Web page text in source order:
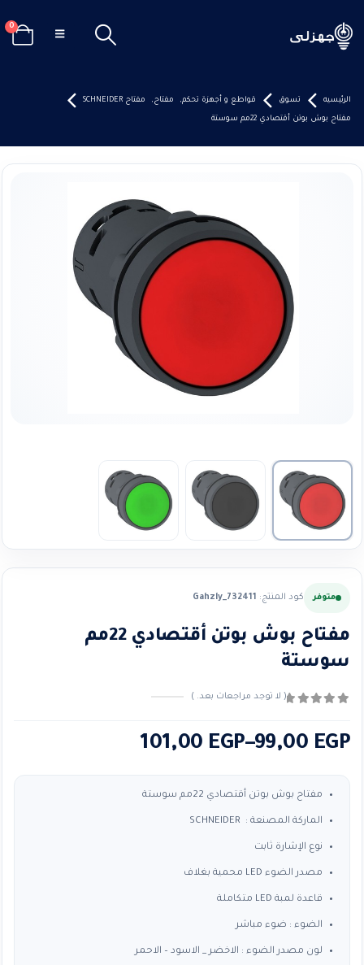
0
الرئيسيه تسوق قواطع و أجهزة تحكم, مفتاح, مفتاح SCHNEIDER
مفتاح بوش بوتن أقتصادي 22مم سوستة
متوفر كود المنتج: Gahzly_732411
مفتاح بوش بوتن أقتصادي 22مم
سوستة
( لا توجد مراجعات بعد. )
99,00 EGP
–
101,00 EGP
نطاق
من
⁦99,00 EGP⁩
خلال
مفتاح بوش بوتن أقتصادي 22مم سوستة
الماركة المصنعة : SCHNEIDER
نوع الإشارة ثابت
مصدر الضوء LED محمية بغلاف
قاعدة لمبة LED متكاملة
الضوء : ضوء مباشر
لون مصدر الضوء : الاخضر _ الاسود – الاحمر